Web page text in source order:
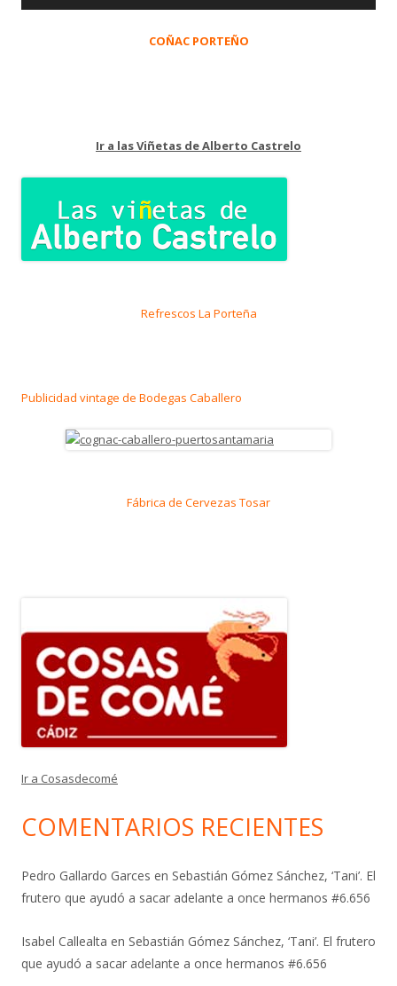
COÑAC PORTEÑO
Ir a las Viñetas de Alberto Castrelo
Refrescos La Porteña
Publicidad vintage de Bodegas Caballero
Fábrica de Cervezas Tosar
Ir a Cosasdecomé
COMENTARIOS RECIENTES
Pedro Gallardo Garces en Sebastián Gómez Sánchez, ‘Tani’. El
frutero que ayudó a sacar adelante a once hermanos #6.656
Isabel Callealta en Sebastián Gómez Sánchez, ‘Tani’. El frutero
que ayudó a sacar adelante a once hermanos #6.656